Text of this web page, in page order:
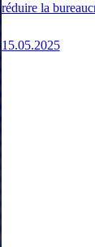
réduire la
15.05.2025